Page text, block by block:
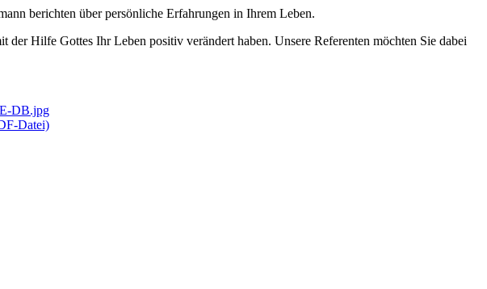
berichten über persönliche Erfahrungen in Ihrem Leben.
Hilfe Gottes Ihr Leben positiv verändert haben. Unsere Referenten möchten Sie dabei
Datei)